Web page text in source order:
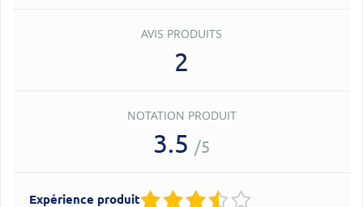
AVIS PRODUITS
2
NOTATION PRODUIT
3.5 /5
Expérience produit